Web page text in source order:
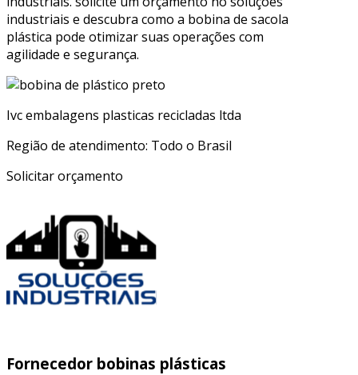
industriais e descubra como a bobina de sacola
plástica pode otimizar suas operações com
agilidade e segurança.
Ivc embalagens plasticas recicladas ltda
Região de atendimento: Todo o Brasil
Solicitar orçamento
Fornecedor bobinas plásticas